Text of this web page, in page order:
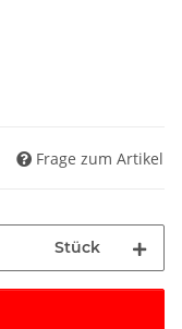
Frage zum Artikel
Stück